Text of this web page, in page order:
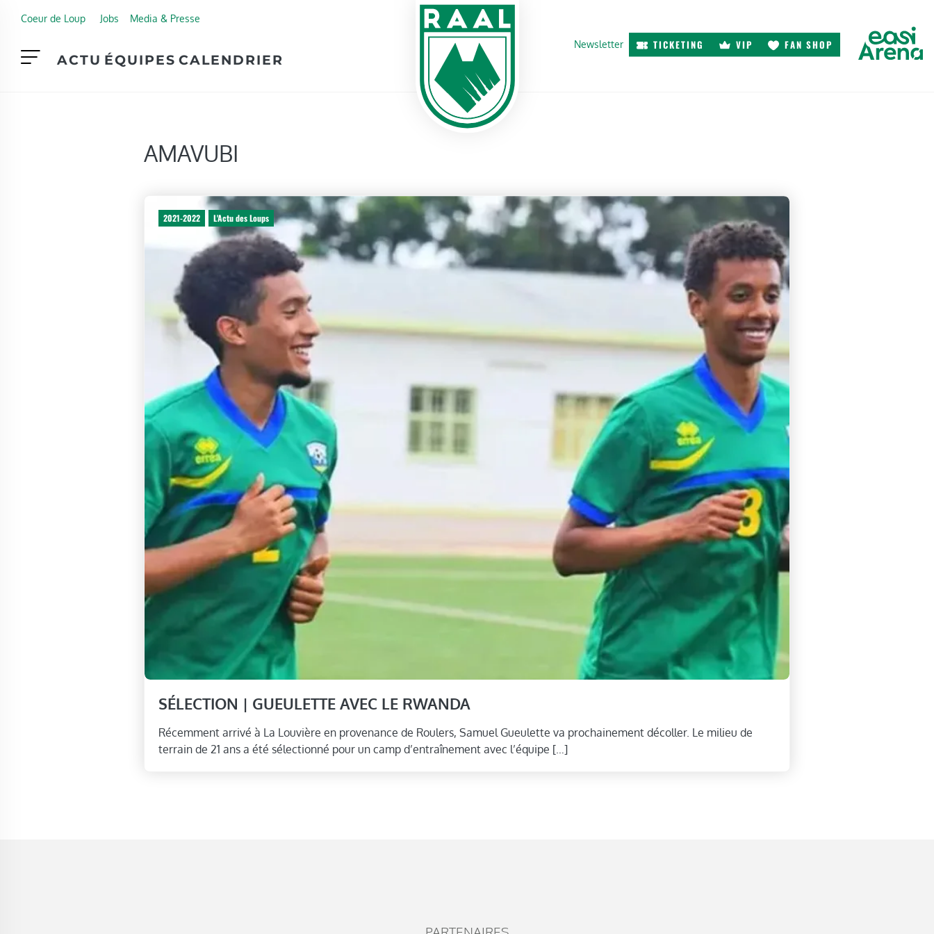
Coeur de Loup Jobs Media & Presse
Newsletter TICKETING VIP FAN SHOP
ACTU ÉQUIPES CALENDRIER
AMAVUBI
2021-2022 L'Actu des Loups
SÉLECTION | GUEULETTE AVEC LE RWANDA
Récemment arrivé à La Louvière en provenance de Roulers, Samuel Gueulette va prochainement décoller. Le milieu de
terrain de 21 ans a été sélectionné pour un camp d’entraînement avec l’équipe […]